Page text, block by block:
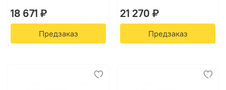
18 671 ₽
Предзаказ
21 270 ₽
Предзаказ